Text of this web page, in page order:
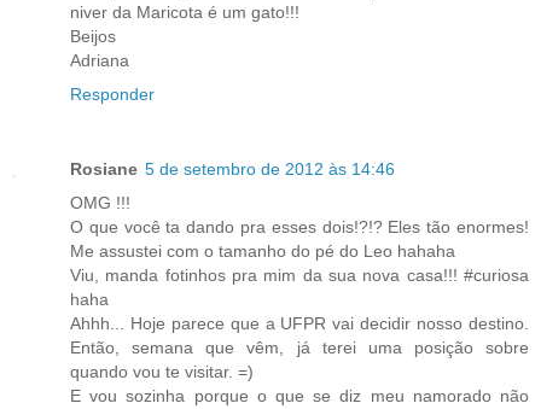
niver da Maricota é um gato!!!
Beijos
Adriana
Responder
Rosiane 5 de setembro de 2012 às 14:46
OMG !!!
O que você ta dando pra esses dois!?!? Eles tão enormes!
Me assustei com o tamanho do pé do Leo hahaha
Viu, manda fotinhos pra mim da sua nova casa!!! #curiosa
haha
Ahhh... Hoje parece que a UFPR vai decidir nosso destino.
Então, semana que vêm, já terei uma posição sobre
quando vou te visitar. =)
E vou sozinha porque o que se diz meu namorado não